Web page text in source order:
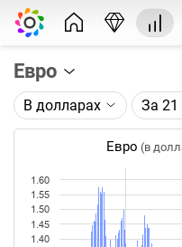
Евро
Описание графика:
Цена евро,
Каждая точка на
недели или месяца.
(день, неделя, месяц)
при изменении
В долларах За 21
Евро (в
1.40
1.45
1.50
1.55
1.60